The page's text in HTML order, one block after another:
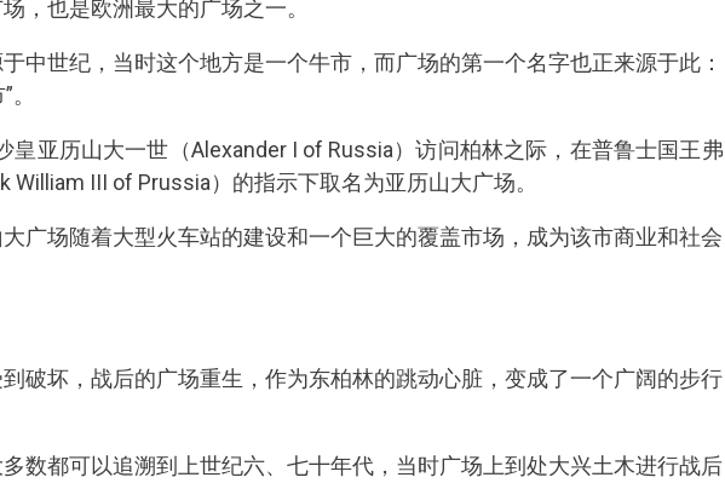
，也是欧洲最大的广场之一。
中世纪，当时这个地方是一个牛市，而广场的第一个名字也正来源于此：
皇亚历山大一世（Alexander I of Russia）访问柏林之际，在普鲁士国王弗
William III of Prussia）的指示下取名为亚历山大广场。
广场随着大型火车站的建设和一个巨大的覆盖市场，成为该市商业和社会
破坏，战后的广场重生，作为东柏林的跳动心脏，变成了一个广阔的步行
数都可以追溯到上世纪六、七十年代，当时广场上到处大兴土木进行战后